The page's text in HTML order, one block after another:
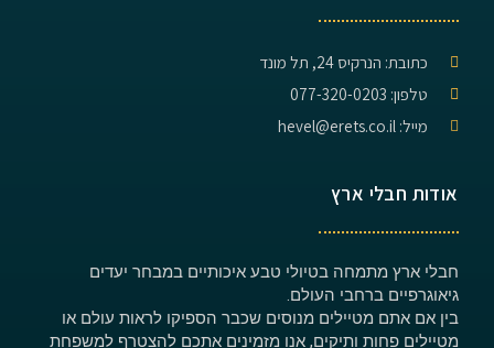
כתובת: הנרקיס 24, תל מונד
טלפון: 077-320-0203
מייל: hevel@erets.co.il
אודות חבלי ארץ
חבלי ארץ מתמחה בטיולי טבע איכותיים במבחר יעדים
גיאוגרפיים ברחבי העולם.
בין אם אתם מטיילים מנוסים שכבר הספיקו לראות עולם או
מטיילים פחות ותיקים, אנו מזמינים אתכם להצטרף למשפחת